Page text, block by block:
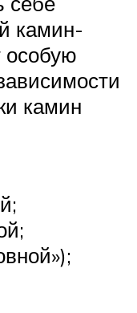
камин-
особую
камин